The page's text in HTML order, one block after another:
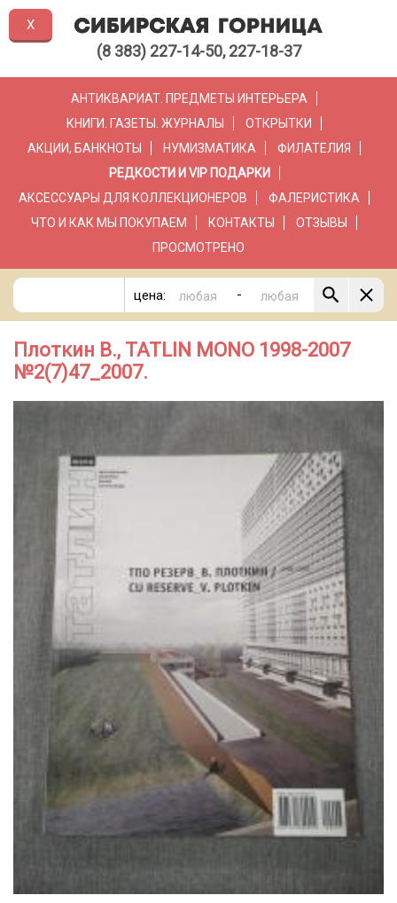
(8 383) 227-14-50, 227-18-37
АНТИКВАРИАТ. ПРЕДМЕТЫ ИНТЕРЬЕРА
КНИГИ. ГАЗЕТЫ. ЖУРНАЛЫ
ОТКРЫТКИ
АКЦИИ, БАНКНОТЫ
НУМИЗМАТИКА
ФИЛАТЕЛИЯ
РЕДКОСТИ И VIP ПОДАРКИ
АКСЕССУАРЫ ДЛЯ КОЛЛЕКЦИОНЕРОВ
ФАЛЕРИСТИКА
ЧТО И КАК МЫ ПОКУПАЕМ
КОНТАКТЫ
ОТЗЫВЫ
ПРОСМОТРЕНО
цена: -
Плоткин В., TATLIN MONO 1998-2007
№2(7)47_2007.
X